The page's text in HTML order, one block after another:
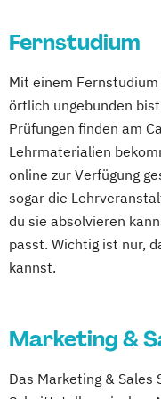
Fernstudium
Mit einem
örtlich ungebunden
Prüfungen finden am
Lehrmaterialien
online zur Verfügung
sogar die
du sie absolvieren
passt. Wichtig ist nur,
kannst.
Marketing &
Das Marketing &